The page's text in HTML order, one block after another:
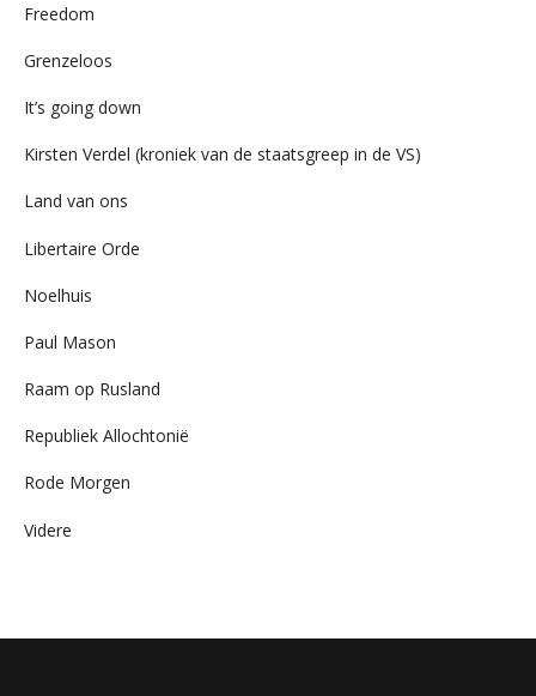
Freedom
Grenzeloos
It’s going down
Kirsten Verdel (kroniek van de staatsgreep in de VS)
Land van ons
Libertaire Orde
Noelhuis
Paul Mason
Raam op Rusland
Republiek Allochtonië
Rode Morgen
Videre